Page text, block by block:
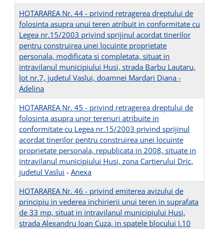
HOTARAREA Nr. 44 - privind retragerea dreptului de
folosinta asupra unui teren atribuit in conformitate cu
Legea nr.15/2003 privind sprijinul acordat tinerilor
pentru construirea unei locuinte proprietate
personala, modificata si completata, situat in
intravilanul municipiului Husi, strada Barbu Lautaru,
lot nr.7, judetul Vaslui, doamnei Mardari Diana -
Adelina
HOTARAREA Nr. 45 - privind retragerea dreptului de
folosinta asupra unor terenuri atribuite in
conformitate cu Legea nr.15/2003 privind sprijinul
acordat tinerilor pentru construirea unei locuinte
proprietate personala, republicata in 2008, situate in
intravilanul municipiului Husi, zona Cartierului Dric,
judetul Vaslui - Anexa
HOTARAREA Nr. 46 - privind emiterea avizului de
principiu in vederea inchirierii unui teren in suprafata
de 33 mp, situat in intravilanul municipiului Husi,
strada Alexandru Ioan Cuza, in spatele blocului I.10